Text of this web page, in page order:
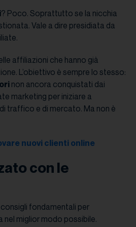
? Poco. Soprattutto se la nicchia
Vale a dire presidiata da
affiliazioni che hanno già
L’obiettivo è sempre lo stesso:
non ancora conquistati dai
marketing per iniziare a
traffico e di mercato. Ma non è
nuovi clienti online
con le
fondamentali per
miglior modo possibile.